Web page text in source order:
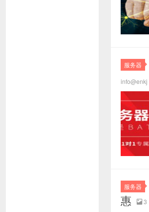
服务器
info@enkj
服务器
惠
 3